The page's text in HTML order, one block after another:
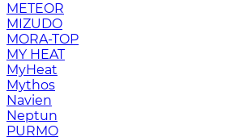
METEOR
MIZUDO
MORA-TOP
MY HEAT
MyHeat
Mythos
Navien
Neptun
PURMO